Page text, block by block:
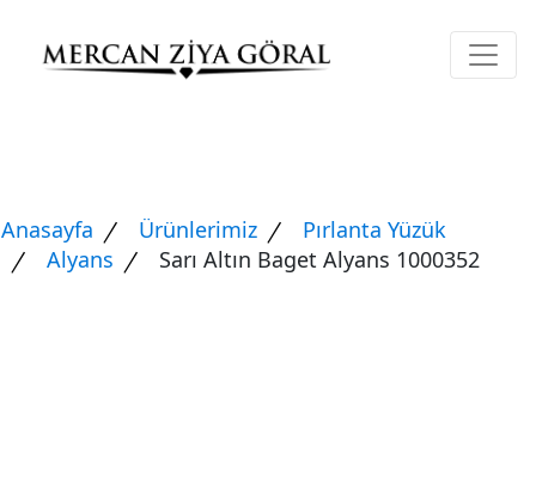
Anasayfa Ürünlerimiz
Pırlanta Yüzük
Alyans
Sarı Altın Baget Alyans 1000352